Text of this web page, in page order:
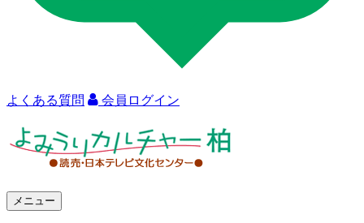
よくある質問 会員ログイン
メニュー